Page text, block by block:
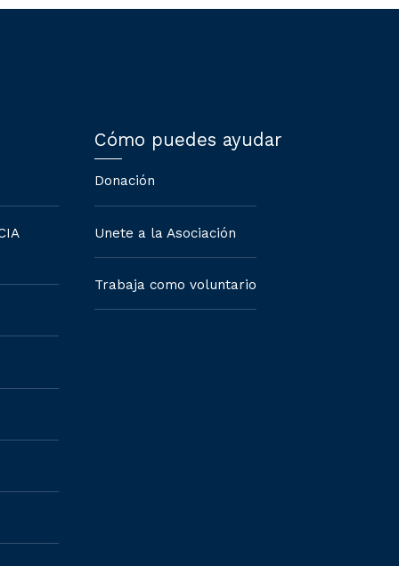
Cómo puedes ayudar
Donación
Unete a la Asociación
Trabaja como voluntario